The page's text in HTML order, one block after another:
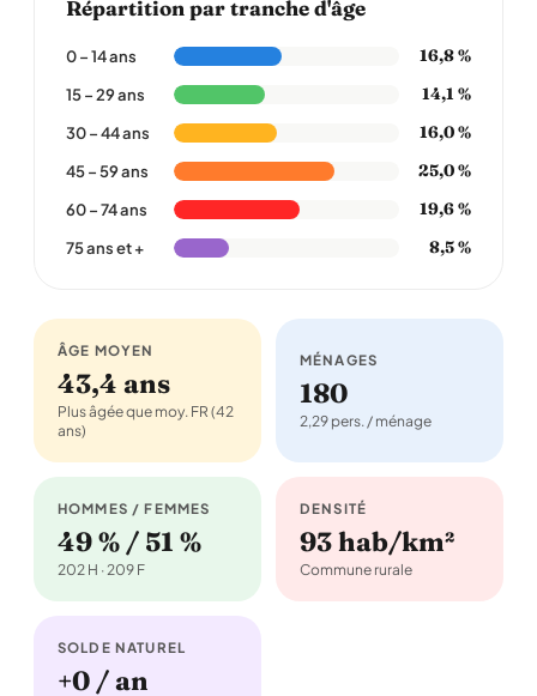
Répartition par tranche d'âge
0 – 14 ans 16,8 %
15 – 29 ans 14,1 %
30 – 44 ans 16,0 %
45 – 59 ans 25,0 %
60 – 74 ans 19,6 %
75 ans et + 8,5 %
ÂGE MOYEN
43,4 ans
Plus âgée que moy. FR (42
ans)
MÉNAGES
180
2,29 pers. / ménage
HOMMES / FEMMES
49 % / 51 %
202 H · 209 F
DENSITÉ
93 hab/km²
Commune rurale
SOLDE NATUREL
+0 / an